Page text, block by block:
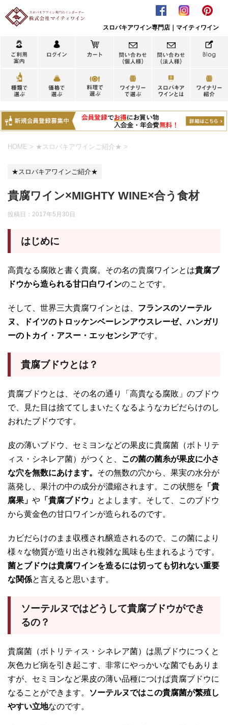
スロバキアワイン専門店｜マイティワイン
HOME > ★スロバキアワインご紹介★ >
★スロバキアワインご紹介★
貴腐ワイン×MIGHTY WINE×合う食材
投稿日： 2017年5月30日
はじめに
高貴なる腐敗と書く貴腐。その名の貴腐ワインとは貴腐ブ
ドウから造られる甘口白ワインのことです。
そして、世界三大貴腐ワインとは、 フランスのソーテル
ヌ、ドイツのトロッケンベーレンアウスレーゼ、ハンガリ
ーのトカイ・アスー・エッセンシアです。
貴腐ブドウとは？
貴腐ブドウとは、その名の通り「高貴なる腐敗」のブドウ
で、見た目は捨ててしまいたくなるようなカビだらけのし
おれたブドウです。
皮の薄いブドウ、セミヨンなどの果皮に貴腐菌（ボトリテ
ィス・シネレア菌）がつくと、 この菌の菌糸が果皮に小さ
な穴を無数にあけます。 その無数の穴から、果実の水分が
蒸発し、果汁の中の成分が濃縮されます。この状態を 「貴
腐果」 や 「貴腐ブドウ」 とよします。そして、このブドウ
から黄金色の甘口ワインが造られるのです。
カビだらけのまま収穫され醸造されるので、この菌により
様々な物質が造り出され複雑な風味も生まれるようです。
菌とブドウは貴腐ワインを造るには切っても切れない重要
な関係と言えると思います。
ソーテルヌではどうして貴腐ブドウができ
るの？
貴腐菌（ボトリティス・シネレア菌）は黒ブドウにつくと
灰色カビ病を引き起こす、非常にやっかいな菌でもありま
すが、セミヨンなど果皮の薄い品種につけば貴腐ブドウに
なることができます。
ソーテルヌではこの貴腐菌が繁殖し
やすい立地なのです。